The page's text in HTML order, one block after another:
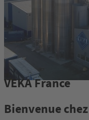
VEKA France
Bienvenue chez